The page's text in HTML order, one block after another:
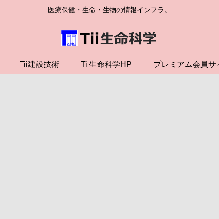
医療保健・生命・生物の情報インフラ。
Tii建設技術 Tii生命科学HP プレミアム会員サ